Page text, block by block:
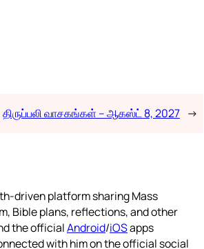
திருப்பலி வாசகங்கள் – ஆகஸ்ட் 8, 2027 →
driven platform sharing Mass
Bible plans, reflections, and other
the officialAndroid/iOSapps
with him on the official social